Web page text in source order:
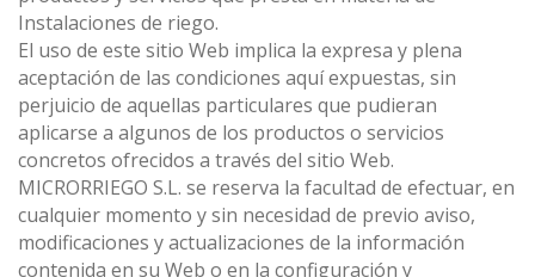
Instalaciones de riego.
El uso de este sitio Web implica la expresa y plena
aceptación de las condiciones aquí expuestas, sin
perjuicio de aquellas particulares que pudieran
aplicarse a algunos de los productos o servicios
concretos ofrecidos a través del sitio Web.
MICRORRIEGO S.L. se reserva la facultad de efectuar, en
cualquier momento y sin necesidad de previo aviso,
modificaciones y actualizaciones de la información
contenida en su Web o en la configuración y